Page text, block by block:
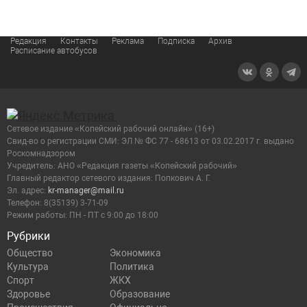
Редакция Контакты Реклама Подписка
Архив
Расписание автобусов
Рубрики
Общество
Экономика
Культура
Политика
Спорт
ЖКХ
Здоровье
Образование
Сетевое издание «Копейский рабочий онлайн» (16+)
Cвид-во о регистрации СМИ: ЭЛ № ФС 77 - 68613 от 03.02.2017 г. выдано
Роскомнадзором
Учредитель: АНО «Редакция газеты «Копейский рабочий»
Главный редактор сетевого издания: Попкович А. Г.
Эл. адрес: kr-manager@mail.ru
Телефон: 8(35139) 3-71-09
Режим работы: ПН - ПТ с 9:00 до 18:00